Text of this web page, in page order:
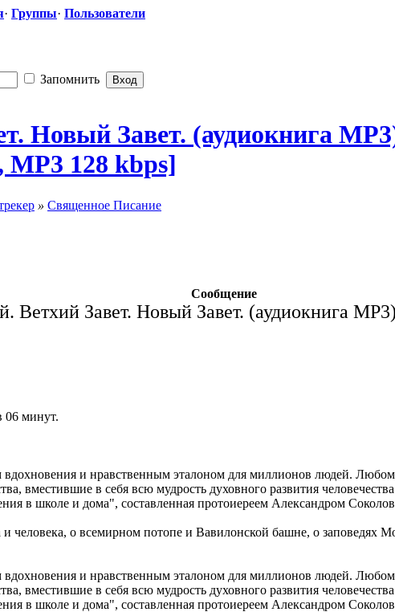
· Группы· Пользователи
Запомнить
Новый Завет. (аудиокнига
MP3 128 kbps]
» Священное Писание
Сообщение
Ветхий Завет. Новый Завет. (аудиокнига
06 минут.
и нравственным эталоном для миллионов людей.
вместившие в себя всю мудрость духовного развития
в школе и дома", составленная протоиереем Александром
и человека, о всемирном потопе и Вавилонской башне, о заповедях
и нравственным эталоном для миллионов людей.
вместившие в себя всю мудрость духовного развития
в школе и дома", составленная протоиереем Александром